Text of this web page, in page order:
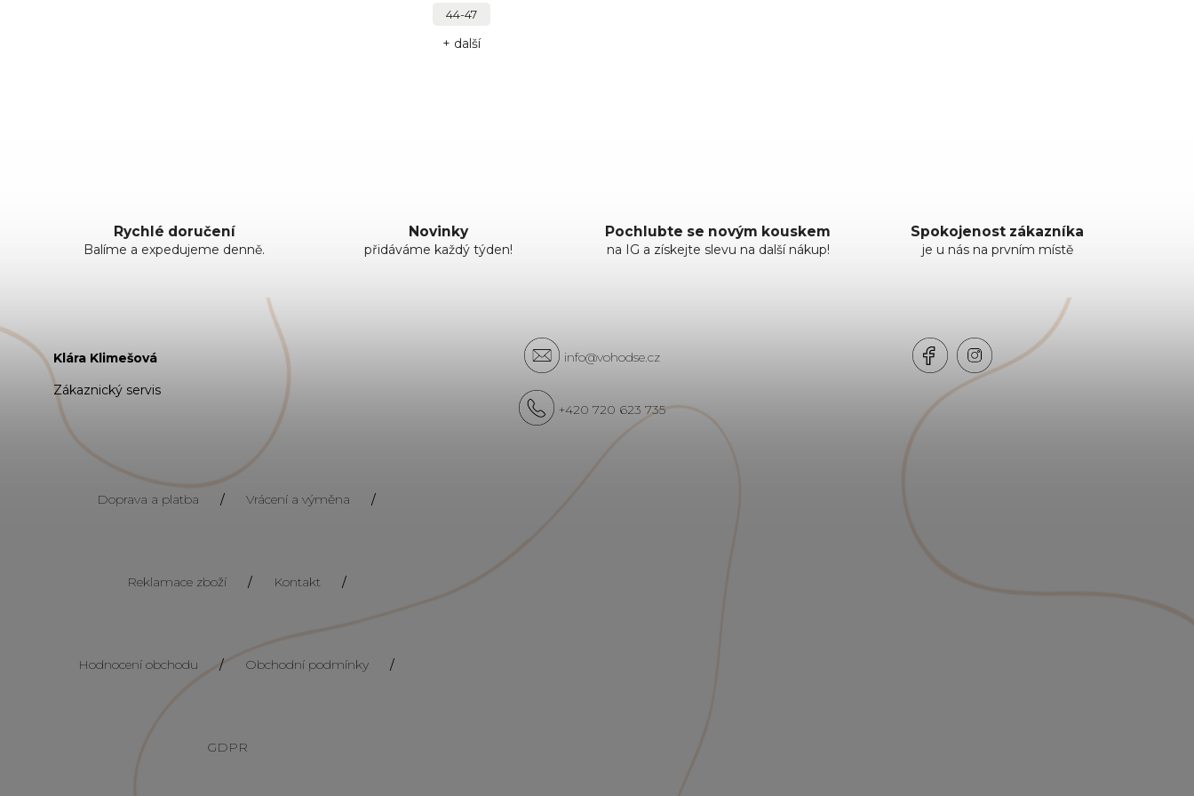
44-47
+ další
Rychlé doručení
Balíme a expedujeme denně.
Novinky
přidáváme každý týden!
Pochlubte se novým kouskem
na IG a získejte slevu na další nákup!
Spokojenost zákazníka
je u nás na prvním místě
Klára Klimešová
Zákaznický servis
info@vohodse.cz
+420 720 623 735
Doprava a platba / Vrácení a výměna /
Reklamace zboží / Kontakt /
Hodnocení obchodu / Obchodní podmínky /
GDPR